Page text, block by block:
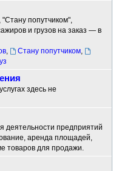
попутчиком",
и грузов на заказ — в
, Стану попутчиком,
здесь не
деятельности предприятий
аренда площадей,
товаров для продажи.